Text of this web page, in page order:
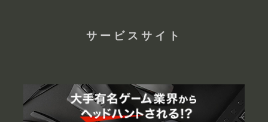
サービスサイト